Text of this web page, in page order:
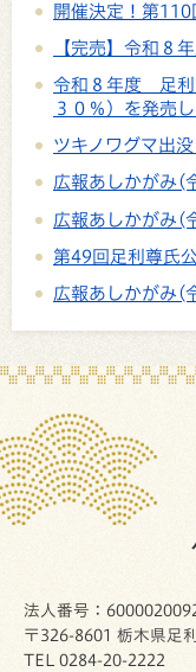
開催決定！第
【完売】令和８
令和８年度 足利
３０％）を発売し
ツキノワグマ出
広報あしかがみ(
広報あしかがみ(
第49回足利尊氏
広報あしかがみ(
法人番号：
〒326-8601 栃木県足
TEL 0284-20-2222